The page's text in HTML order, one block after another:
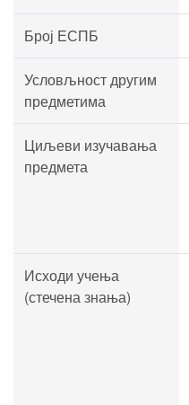
Број ЕСПБ
Условљност другим
предметима
Циљеви изучавања
предмета
Исходи учења
(стечена знања)